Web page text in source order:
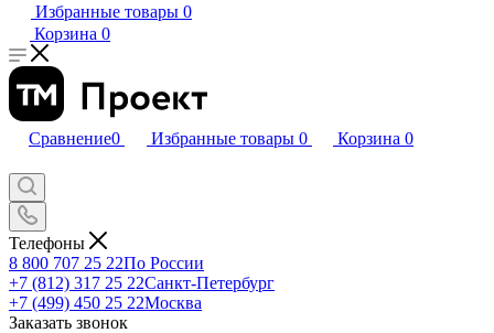
Избранные товары 0
Корзина 0
Сравнение0 Избранные товары 0 Корзина 0
Телефоны
8 800 707 25 22По России
+7 (812) 317 25 22Санкт-Петербург
+7 (499) 450 25 22Москва
Заказать звонок